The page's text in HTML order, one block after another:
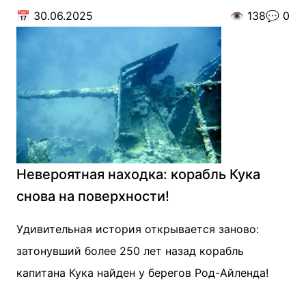
📅 30.06.2025 👁️ 138💬 0
Невероятная находка: корабль Кука
снова на поверхности!
Удивительная история открывается заново:
затонувший более 250 лет назад корабль
капитана Кука найден у берегов Род-Айленда!